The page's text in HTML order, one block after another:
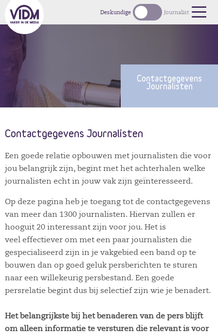
Deskundige Journalist
Contactgegevens
Journalisten
Contactgegevens Journalisten
Een goede relatie opbouwen met journalisten die voor
jou belangrijk zijn, begint met het achterhalen welke
journalisten echt in jouw vak zijn geïnteresseerd.
Op deze pagina heb je toegang tot de contactgegevens
van meer dan 1300 journalisten. Hiervan zullen er
hooguit 20 interessant zijn voor jou. Het is
veel effectiever om met een paar journalisten die
gespecialiseerd zijn in je vakgebied een band op te
bouwen dan op goed geluk persberichten te sturen
naar een willekeurig persbestand. Een goede
persrelatie begint dus bij selectief zijn wie je benadert.
Het belangrijkste bij het benaderen van de pers blijft
om alleen informatie te versturen die relevant is voor